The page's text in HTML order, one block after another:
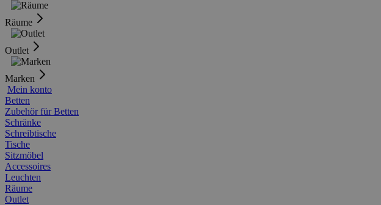
Räume
Outlet
Marken
Mein konto
Betten
Zubehör für Betten
Schränke
Schreibtische
Tische
Sitzmöbel
Accessoires
Leuchten
Räume
Outlet